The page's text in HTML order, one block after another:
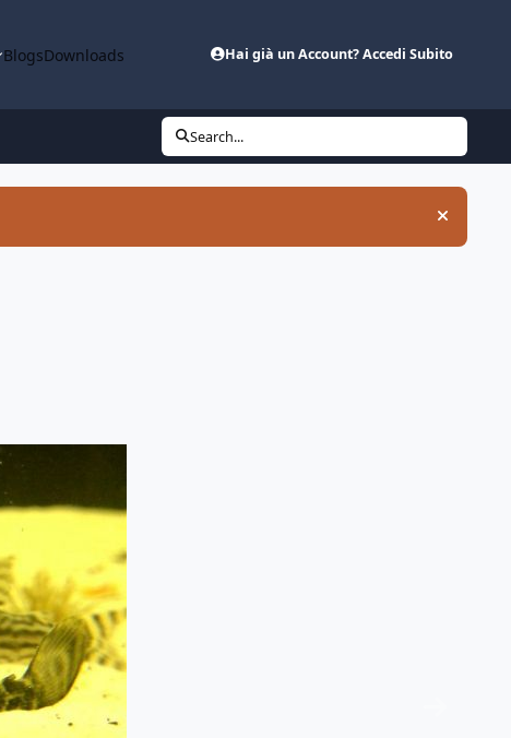
BlogsDownloads Hai già un Account? Accedi Subito
Search...
Hide